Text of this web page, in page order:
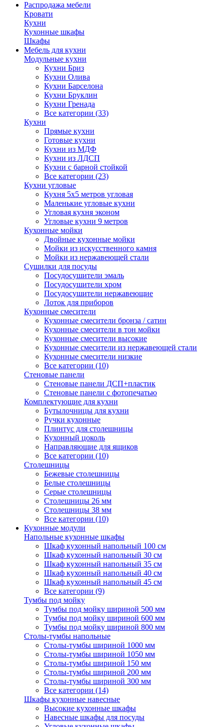
Распродажа мебели
Кровати
Кухни
Кухонные шкафы
Шкафы
Мебель для кухни
Модульные кухни
Кухни Бриз
Кухни Олива
Кухни Барселона
Кухни Бруклин
Кухни Гренада
Все категории (33)
Кухни
Прямые кухни
Готовые кухни
Кухни из МДФ
Кухни из ЛДСП
Кухни с барной стойкой
Все категории (23)
Кухни угловые
Кухня 5х5 метров угловая
Маленькие угловые кухни
Угловая кухня эконом
Угловые кухни 9 метров
Кухонные мойки
Двойные кухонные мойки
Мойки из искусственного камня
Мойки из нержавеющей стали
Сушилки для посуды
Посудосушители эмаль
Посудосушители хром
Посудосушители нержавеющие
Лоток для приборов
Кухонные смесители
Кухонные смесители бронза / сатин
Кухонные смесители в тон мойки
Кухонные смесители высокие
Кухонные смесители из нержавеющей стали
Кухонные смесители низкие
Все категории (10)
Стеновые панели
Стеновые панели ДСП+пластик
Стеновые панели с фотопечатью
Комплектующие для кухни
Бутылочницы для кухни
Ручки кухонные
Плинтус для столешницы
Кухонный цоколь
Направляющие для ящиков
Все категории (10)
Столешницы
Бежевые столешницы
Белые столешницы
Серые столешницы
Столешницы 26 мм
Столешницы 38 мм
Все категории (10)
Кухонные модули
Напольные кухонные шкафы
Шкаф кухонный напольный 100 см
Шкаф кухонный напольный 30 см
Шкаф кухонный напольный 35 см
Шкаф кухонный напольный 40 см
Шкаф кухонный напольный 45 см
Все категории (9)
Тумбы под мойку
Тумбы под мойку шириной 500 мм
Тумбы под мойку шириной 600 мм
Тумбы под мойку шириной 800 мм
Столы-тумбы напольные
Столы-тумбы шириной 1000 мм
Столы-тумбы шириной 1050 мм
Столы-тумбы шириной 150 мм
Столы-тумбы шириной 200 мм
Столы-тумбы шириной 300 мм
Все категории (14)
Шкафы кухонные навесные
Высокие кухонные шкафы
Навесные шкафы для посуды